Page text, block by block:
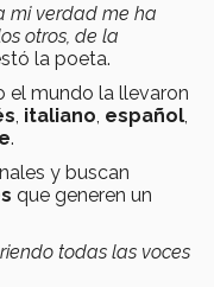
mi verdad me ha
otros, de la
la poeta.
el mundo la llevaron
, italiano, español,
.
y buscan
que generen un
todas las voces